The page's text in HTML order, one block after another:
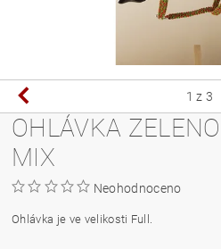
1 z 3
OHLÁVKA
MIX
Neohodnoceno
Ohlávka je ve velikosti Full.